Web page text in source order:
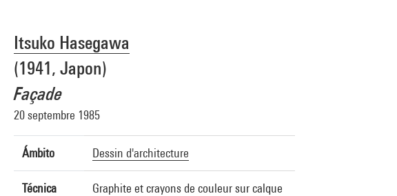
Itsuko Hasegawa
(1941, Japon)
Façade
20 septembre 1985
Ámbito Dessin d'architecture
Técnica Graphite et crayons de couleur sur calque